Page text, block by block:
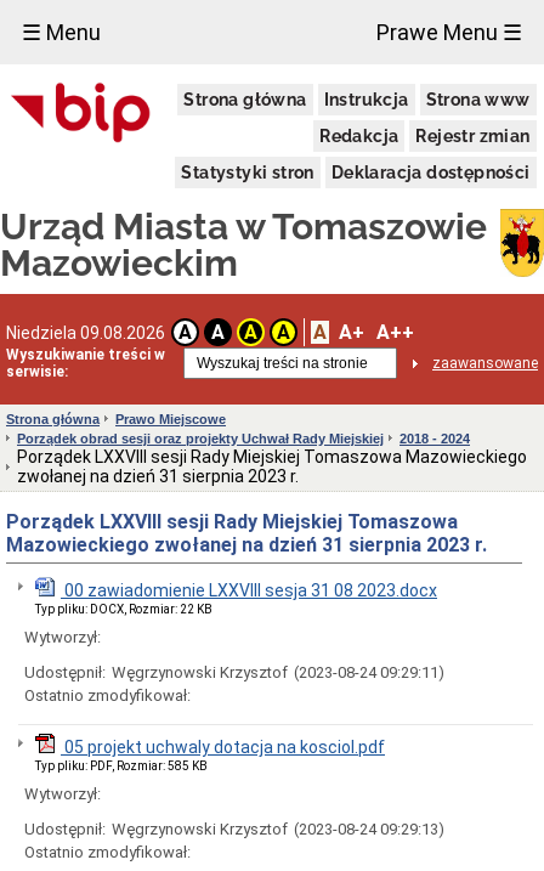
☰ Menu Prawe Menu ☰
Strona główna Instrukcja
Strona www
Redakcja
Rejestr zmian
Statystyki stron
Deklaracja dostępności
Urząd Miasta w Tomaszowie
Mazowieckim
Niedziela 09.08.2026 A A A A A A+ A++
Wyszukiwanie treści w
serwisie:
zaawansowane
Miasto
Pieczęcie
Granice
miasta
Statut
Miasta
Władze
Miasta
Prezydent
zastępcy
Rada
Miejska
2024-
Prezydium
Rady
Miejskiej
Dyżury
Biurze
Miejskiej
Składy
komisji
stałych
Rady
Miejskiej
Strona główna
Prawo Miejscowe
Porządek obrad sesji oraz projekty Uchwał Rady Miejskiej
2018 - 2024
Porządek LXXVIII sesji Rady Miejskiej Tomaszowa Mazowieckiego
zwołanej na dzień 31 sierpnia 2023 r.
Porządek LXXVIII sesji Rady Miejskiej Tomaszowa
Mazowieckiego zwołanej na dzień 31 sierpnia 2023 r.
00 zawiadomienie LXXVIII sesja 31 08 2023.docx
Typ pliku: DOCX, Rozmiar: 22 KB
Wytworzył:
Udostępnił: Węgrzynowski Krzysztof (2023-08-24 09:29:11)
Ostatnio zmodyfikował:
05 projekt uchwaly dotacja na kosciol.pdf
Typ pliku: PDF, Rozmiar: 585 KB
Wytworzył:
Udostępnił: Węgrzynowski Krzysztof (2023-08-24 09:29:13)
Ostatnio zmodyfikował:
×